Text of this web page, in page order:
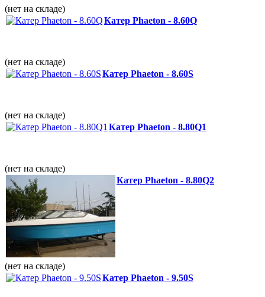
(нет на складе)
Катер Phaeton - 8.60Q
(нет на складе)
Катер Phaeton - 8.60S
(нет на складе)
Катер Phaeton - 8.80Q1
(нет на складе)
Катер Phaeton - 8.80Q2
(нет на складе)
Катер Phaeton - 9.50S